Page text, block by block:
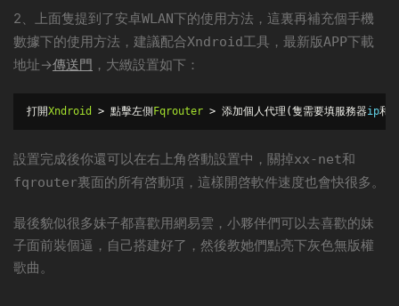
2、上面隻提到了安卓WLAN下的使用方法，這裏再補充個手機
數據下的使用方法，建議配合Xndroid工具，最新版APP下載
地址→傳送門 ，大緻設置如下：
打開Xndroid > 點擊左側Fqrouter > 添加個人代理(隻需要填服務器ip和
設置完成後你還可以在右上角啓動設置中，關掉xx-net和
fqrouter裏面的所有啓動項，這樣開啓軟件速度也會快很多。
最後貌似很多妹子都喜歡用網易雲，小夥伴們可以去喜歡的妹
子面前裝個逼，自己搭建好了，然後教她們點亮下灰色無版權
歌曲。